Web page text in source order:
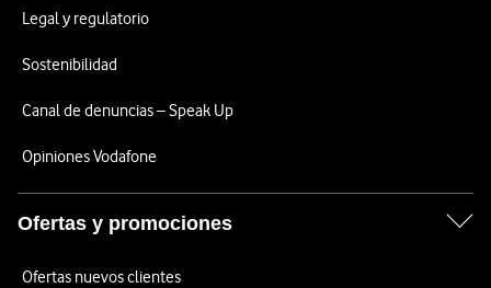
Legal y regulatorio
Sostenibilidad
Canal de denuncias – Speak Up
Opiniones Vodafone
Ofertas y promociones
Ofertas nuevos clientes